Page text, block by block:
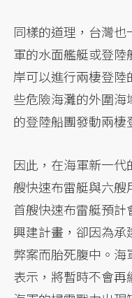
同樣的道理，台灣
軍的水面艦艇或登
岸可以進行兩棲登
些危險海灘的外圍
的登陸船團發動兩棲
因此，在海軍新一
艘快速布雷艇與六艘
首艘快速布雷艇預
興建計畫，卻因為承
弊案而胎死腹中。
表示，將暫時不會